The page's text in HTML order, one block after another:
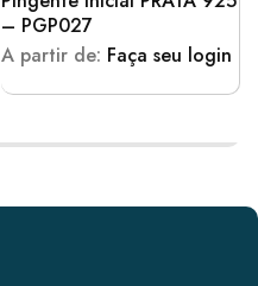
– PGP027
A partir de: Faça seu login